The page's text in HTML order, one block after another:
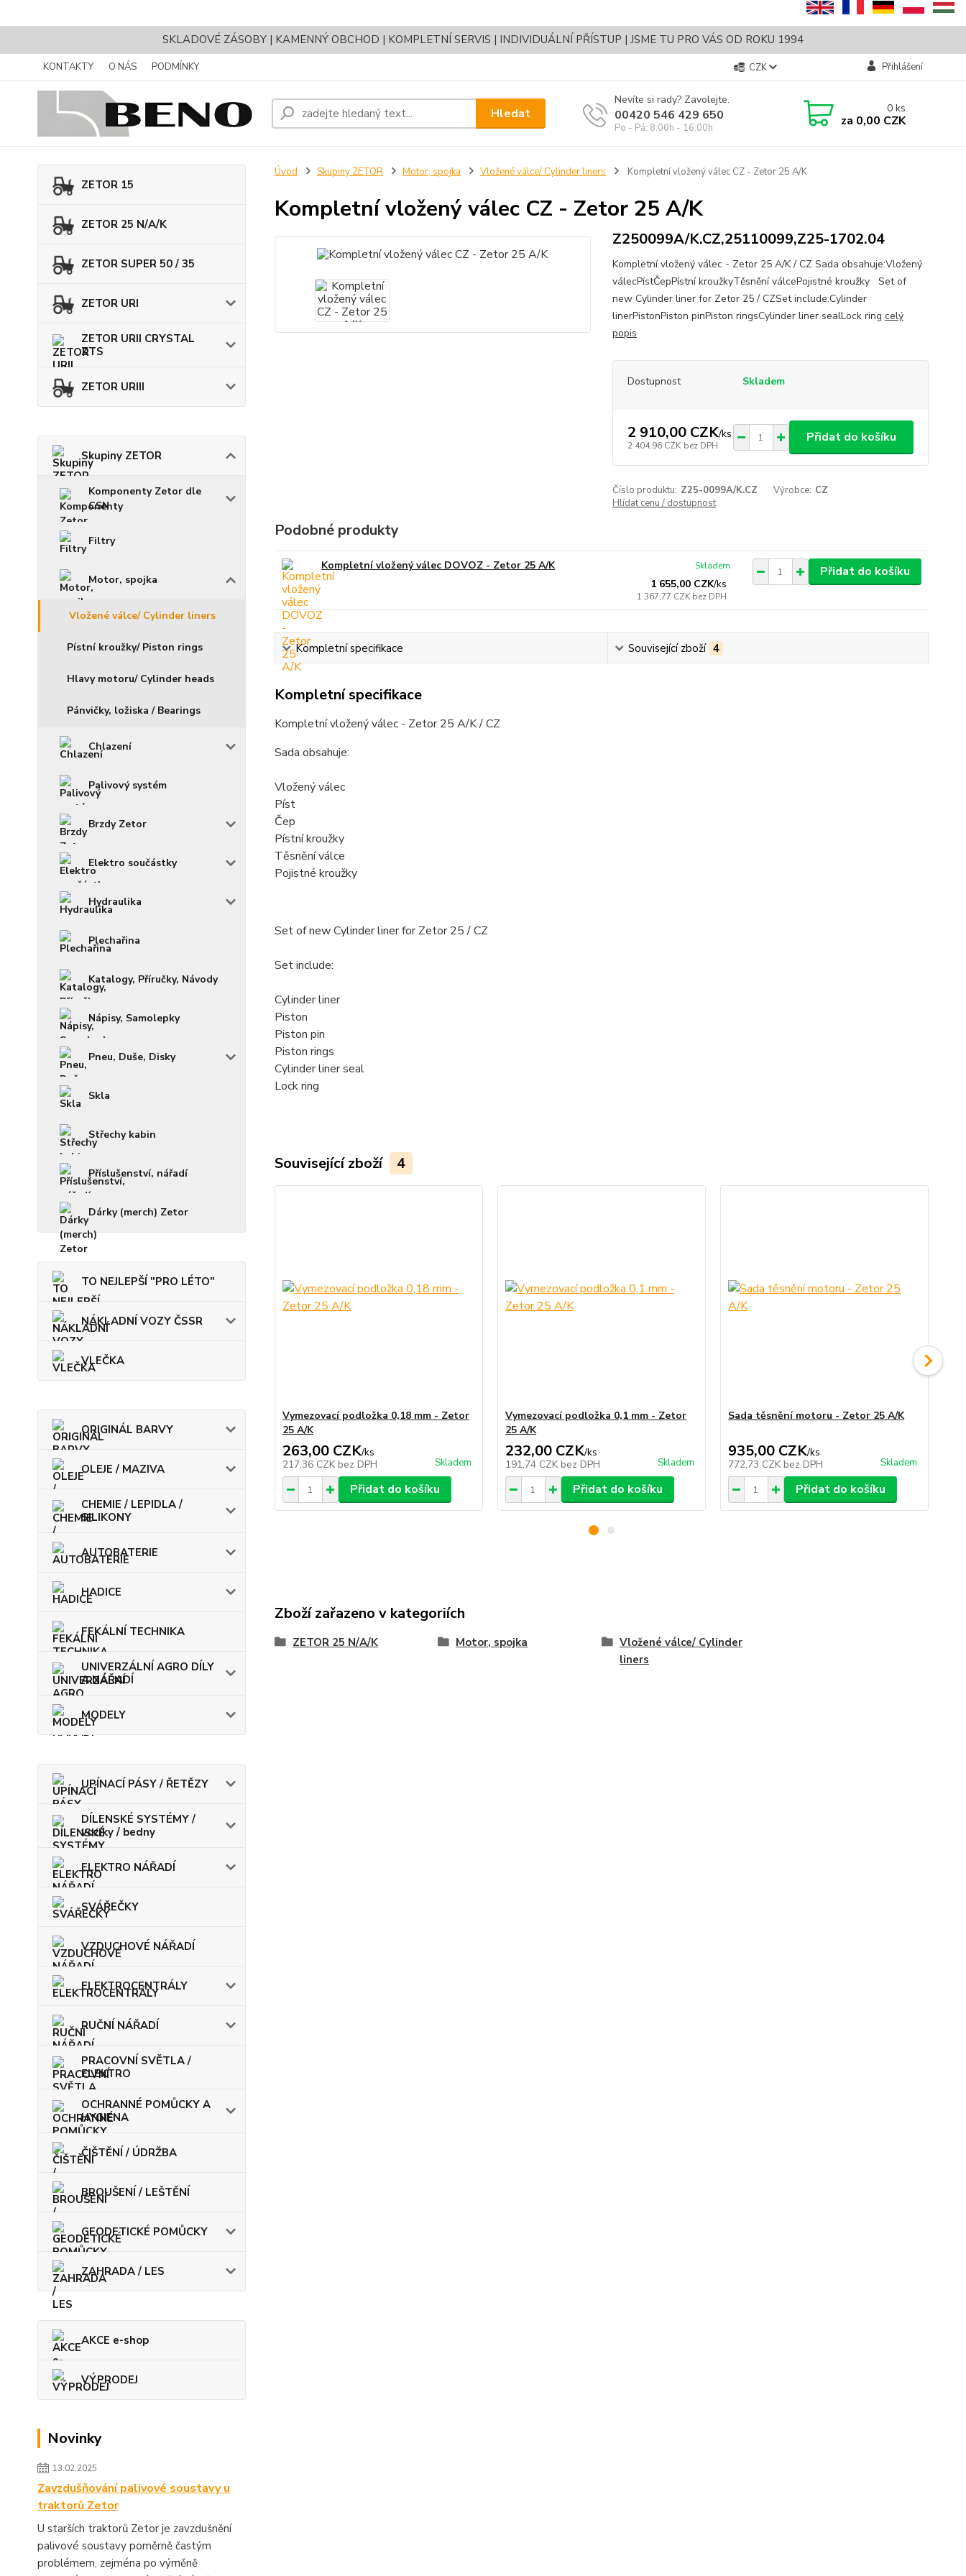
SKLADOVÉ ZÁSOBY | KAMENNÝ OBCHOD | KOMPLETNÍ SERVIS | INDIVIDUÁLNÍ PŘÍSTUP | JSME TU PRO VÁS OD ROKU 1994
KONTAKTY O NÁS PODMÍNKY CZK Přihlášení
Hledat
Nevíte si rady? Zavolejte.
00420 546 429 650
Po - Pá: 8:00h - 16:00h
0 ks
za 0,00 CZK
ZETOR 15
ZETOR 25 N/A/K
ZETOR SUPER 50 / 35
ZETOR URI
ZETOR URII CRYSTAL
ZTS
ZETOR URIII
Skupiny ZETOR
Komponenty Zetor dle
CSN
Filtry
Motor, spojka
Vložené válce/ Cylinder liners
Pístní kroužky/ Piston rings
Hlavy motoru/ Cylinder heads
Pánvičky, ložiska / Bearings
Chlazení
Palivový systém
Brzdy Zetor
Elektro součástky
Hydraulika
Plechařina
Katalogy, Příručky, Návody
Nápisy, Samolepky
Pneu, Duše, Disky
Skla
Střechy kabin
Příslušenství, nářadí
Dárky (merch) Zetor
TO NEJLEPŠÍ "PRO LÉTO"
NÁKLADNÍ VOZY ČSSR
VLEČKA
ORIGINÁL BARVY
OLEJE / MAZIVA
CHEMIE / LEPIDLA /
SILIKONY
AUTOBATERIE
HADICE
FEKÁLNÍ TECHNIKA
UNIVERZÁLNÍ AGRO DÍLY
A NÁŘADÍ
MODELY
UPÍNACÍ PÁSY / ŘETĚZY
DÍLENSKÉ SYSTÉMY /
vozíky / bedny
ELEKTRO NÁŘADÍ
SVÁŘEČKY
VZDUCHOVÉ NÁŘADÍ
ELEKTROCENTRÁLY
RUČNÍ NÁŘADÍ
PRACOVNÍ SVĚTLA /
ELEKTRO
OCHRANNÉ POMŮCKY A
HYGIENA
ČIŠTĚNÍ / ÚDRŽBA
BROUŠENÍ / LEŠTĚNÍ
GEODETICKÉ POMŮCKY
ZAHRADA / LES
AKCE e-shop
VÝPRODEJ
Novinky
13.02.2025
Zavzdušňování palivové soustavy u
traktorů Zetor
U starších traktorů Zetor je zavzdušnění
palivové soustavy poměrně častým
problémem, zejména po výměně
Úvod Skupiny ZETOR Motor, spojka Vložené válce/ Cylinder liners Kompletní vložený válec CZ - Zetor 25 A/K
Kompletní vložený válec CZ - Zetor 25 A/K
Z250099A/K.CZ,25110099,Z25-1702.04
Kompletní vložený válec - Zetor 25 A/K / CZ Sada obsahuje:Vložený
válecPístČepPístní kroužkyTěsnění válcePojistné kroužky Set of
new Cylinder liner for Zetor 25 / CZSet include:Cylinder
linerPistonPiston pinPiston ringsCylinder liner sealLock ring celý
popis
Dostupnost Skladem
2 910,00 CZK/ks
2 404,96 CZK bez DPH
Přidat do košíku
Číslo produktu: Z25-0099A/K.CZ Výrobce: CZ
Hlídat cenu / dostupnost
Podobné produkty
Kompletní vložený válec DOVOZ - Zetor 25 A/K
1 655,00 CZK/ks
1 367,77 CZKbez DPH
Skladem Přidat do košíku
Kompletní specifikace Související zboží 4
Kompletní specifikace
Kompletní vložený válec - Zetor 25 A/K / CZ
Sada obsahuje:
Vložený válec
Píst
Čep
Pístní kroužky
Těsnění válce
Pojistné kroužky
Set of new Cylinder liner for Zetor 25 / CZ
Set include:
Cylinder liner
Piston
Piston pin
Piston rings
Cylinder liner seal
Lock ring
Související zboží 4
Vymezovací podložka 0,18 mm - Zetor
25 A/K
263,00 CZK/ks
217,36 CZK bez DPH Skladem
Přidat do košíku
Vymezovací podložka 0,1 mm - Zetor
25 A/K
232,00 CZK/ks
191,74 CZK bez DPH Skladem
Přidat do košíku
Sada těsnění motoru - Zetor 25 A/K
935,00 CZK/ks
772,73 CZK bez DPH Skladem
Přidat do košíku
Zboží zařazeno v kategoriích
ZETOR 25 N/A/K Motor, spojka
Vložené válce/ Cylinder
liners